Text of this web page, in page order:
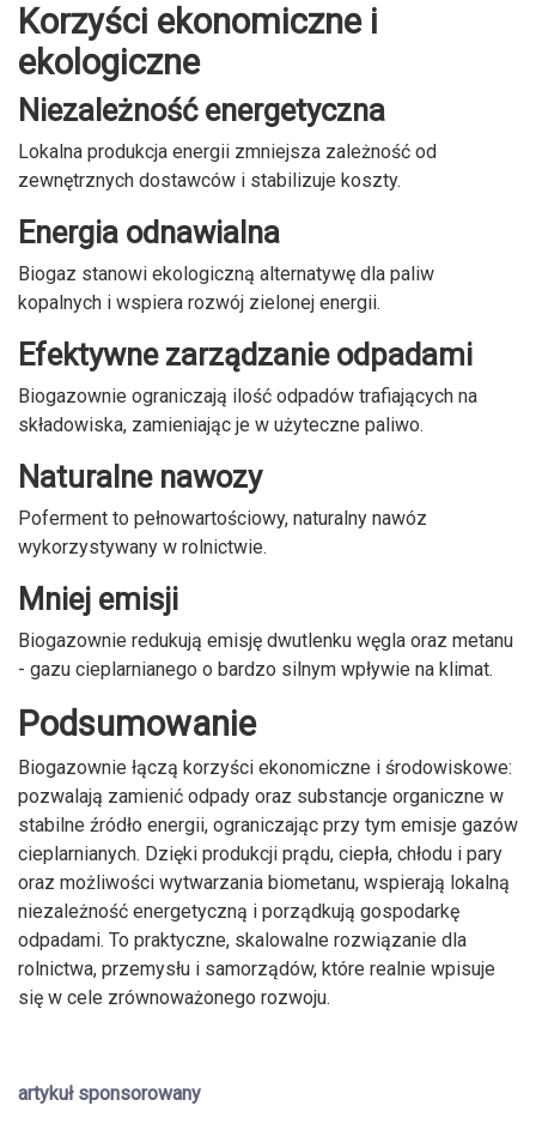
Korzyści ekonomiczne i
ekologiczne
Niezależność energetyczna
Lokalna produkcja energii zmniejsza zależność od
zewnętrznych dostawców i stabilizuje koszty.
Energia odnawialna
Biogaz stanowi ekologiczną alternatywę dla paliw
kopalnych i wspiera rozwój zielonej energii.
Efektywne zarządzanie odpadami
Biogazownie ograniczają ilość odpadów trafiających na
składowiska, zamieniając je w użyteczne paliwo.
Naturalne nawozy
Poferment to pełnowartościowy, naturalny nawóz
wykorzystywany w rolnictwie.
Mniej emisji
Biogazownie redukują emisję dwutlenku węgla oraz metanu
- gazu cieplarnianego o bardzo silnym wpływie na klimat.
Podsumowanie
Biogazownie łączą korzyści ekonomiczne i środowiskowe:
pozwalają zamienić odpady oraz substancje organiczne w
stabilne źródło energii, ograniczając przy tym emisje gazów
cieplarnianych. Dzięki produkcji prądu, ciepła, chłodu i pary
oraz możliwości wytwarzania biometanu, wspierają lokalną
niezależność energetyczną i porządkują gospodarkę
odpadami. To praktyczne, skalowalne rozwiązanie dla
rolnictwa, przemysłu i samorządów, które realnie wpisuje
się w cele zrównoważonego rozwoju.
artykuł sponsorowany